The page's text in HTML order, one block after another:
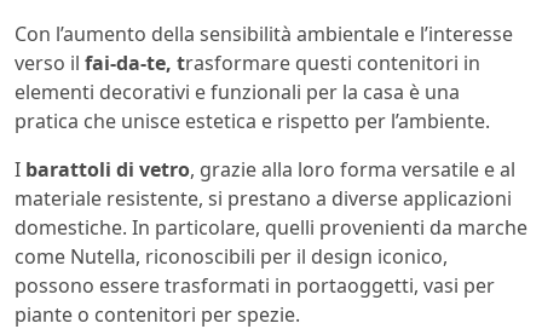
Con l’aumento della sensibilità ambientale e l’interesse
verso il fai-da-te, trasformare questi contenitori in
elementi decorativi e funzionali per la casa è una
pratica che unisce estetica e rispetto per l’ambiente.
I barattoli di vetro, grazie alla loro forma versatile e al
materiale resistente, si prestano a diverse applicazioni
domestiche. In particolare, quelli provenienti da marche
come Nutella, riconoscibili per il design iconico,
possono essere trasformati in portaoggetti, vasi per
piante o contenitori per spezie.